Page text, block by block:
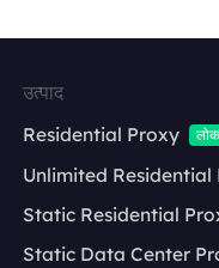
उत्पाद
Residential Proxy
Unlimited Residential
Static Residential
Static Data Center